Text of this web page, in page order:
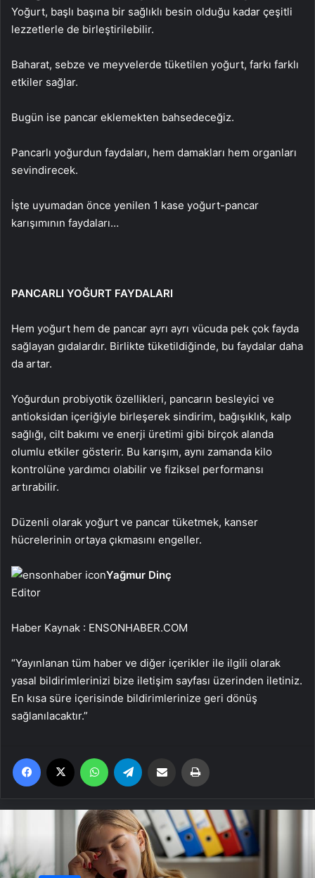
Yoğurt, başlı başına bir sağlıklı besin olduğu kadar çeşitli
lezzetlerle de birleştirilebilir.
Baharat, sebze ve meyvelerde tüketilen yoğurt, farkı farklı
etkiler sağlar.
Bugün ise pancar eklemekten bahsedeceğiz.
Pancarlı yoğurdun faydaları, hem damakları hem organları
sevindirecek.
İşte uyumadan önce yenilen 1 kase yoğurt-pancar
karışımının faydaları…
PANCARLI YOĞURT FAYDALARI
Hem yoğurt hem de pancar ayrı ayrı vücuda pek çok fayda
sağlayan gıdalardır. Birlikte tüketildiğinde, bu faydalar daha
da artar.
Yoğurdun probiyotik özellikleri, pancarın besleyici ve
antioksidan içeriğiyle birleşerek sindirim, bağışıklık, kalp
sağlığı, cilt bakımı ve enerji üretimi gibi birçok alanda
olumlu etkiler gösterir. Bu karışım, aynı zamanda kilo
kontrolüne yardımcı olabilir ve fiziksel performansı
artırabilir.
Düzenli olarak yoğurt ve pancar tüketmek, kanser
hücrelerinin ortaya çıkmasını engeller.
Yağmur Dinç
Editor
Haber Kaynak : ENSONHABER.COM
“Yayınlanan tüm haber ve diğer içerikler ile ilgili olarak
yasal bildirimlerinizi bize iletişim sayfası üzerinden iletiniz.
En kısa süre içerisinde bildirimlerinize geri dönüş
sağlanılacaktır.”
Facebook WhatsApp Email'den paylaş